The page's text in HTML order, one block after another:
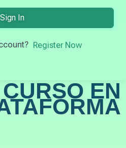
Sign In
Register Now
EN